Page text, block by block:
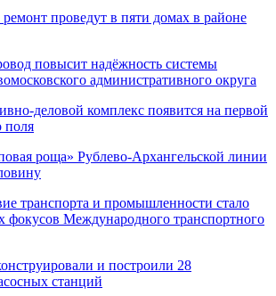
проведут в пяти домах в районе
повысит надёжность системы
административного округа
деловой комплекс появится на первой
поля
роща» Рублево-Архангельской линии
транспорта и промышленности стало
фокусов Международного транспортного
и построили 28
станций